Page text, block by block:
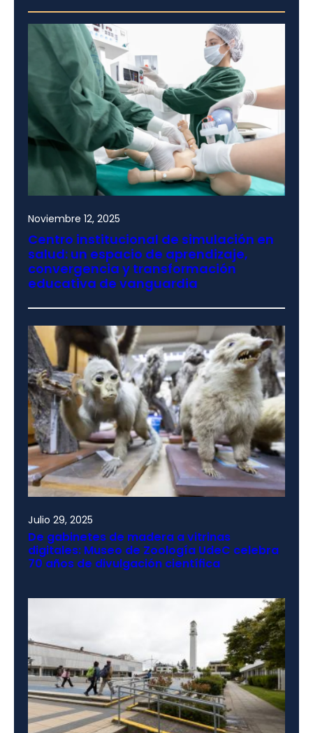
Noviembre 12, 2025
Centro institucional de simulación en
salud: un espacio de aprendizaje,
convergencia y transformación
educativa de vanguardia
Julio 29, 2025
De gabinetes de madera a vitrinas
digitales: Museo de Zoología UdeC celebra
70 años de divulgación científica